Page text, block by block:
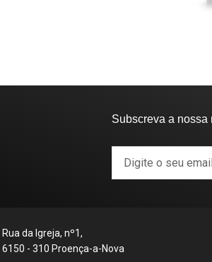
Subscreva a nossa
Rua da Igreja, nº1,
6150 - 310 Proença-a-Nova